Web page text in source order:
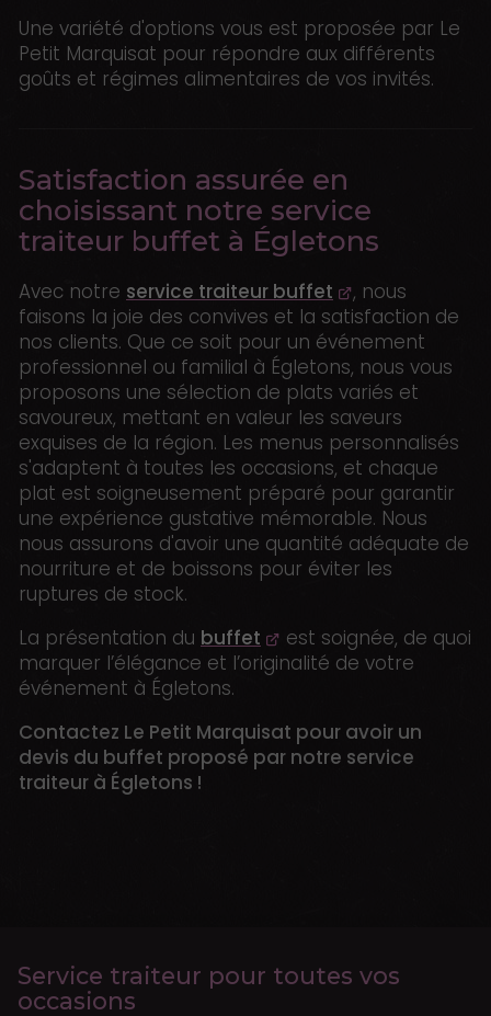
Une variété d'options vous est proposée par Le
Petit Marquisat pour répondre aux différents
goûts et régimes alimentaires de vos invités.
Satisfaction assurée en
choisissant notre service
traiteur buffet à Égletons
Avec notre service traiteur buffet
, nous
faisons la joie des convives et la satisfaction de
nos clients. Que ce soit pour un événement
professionnel ou familial à Égletons, nous vous
proposons une sélection de plats variés et
savoureux, mettant en valeur les saveurs
exquises de la région. Les menus personnalisés
s'adaptent à toutes les occasions, et chaque
plat est soigneusement préparé pour garantir
une expérience gustative mémorable. Nous
nous assurons d'avoir une quantité adéquate de
nourriture et de boissons pour éviter les
ruptures de stock.
La présentation du buffet
est soignée, de quoi
marquer l’élégance et l’originalité de votre
événement à Égletons.
Contactez Le Petit Marquisat pour avoir un
devis du buffet proposé par notre service
traiteur à Égletons !
Service traiteur pour toutes vos
occasions